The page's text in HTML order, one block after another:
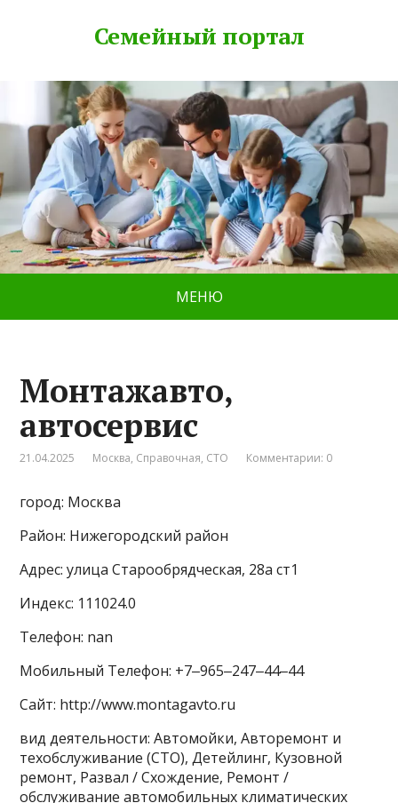
Семейный портал
МЕНЮ
Монтажавто,
автосервис
21.04.2025 Москва, Справочная, СТО Комментарии: 0
город: Москва
Район: Нижегородский район
Адрес: улица Старообрядческая, 28а ст1
Индекс: 111024.0
Телефон: nan
Мобильный Телефон: +7‒965‒247‒44‒44
Сайт: http://www.montagavto.ru
вид деятельности: Автомойки, Авторемонт и
техобслуживание (СТО), Детейлинг, Кузовной
ремонт, Развал / Схождение, Ремонт /
обслуживание автомобильных климатических